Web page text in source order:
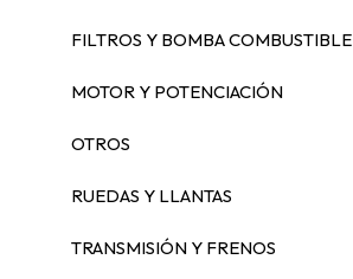
FILTROS Y BOMBA COMBUSTIBLE
MOTOR Y POTENCIACIÓN
OTROS
RUEDAS Y LLANTAS
TRANSMISIÓN Y FRENOS